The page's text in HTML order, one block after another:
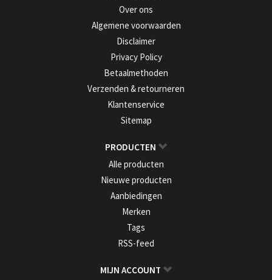
Over ons
Algemene voorwaarden
Disclaimer
Privacy Policy
Betaalmethoden
Verzenden & retourneren
Klantenservice
Sitemap
PRODUCTEN
Alle producten
Nieuwe producten
Aanbiedingen
Merken
Tags
RSS-feed
MIJN ACCOUNT